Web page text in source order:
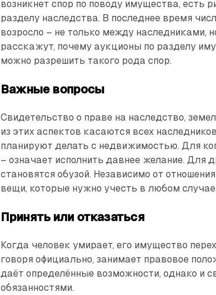
возникнет спор по поводу имущества, есть
разделу наследства. В последнее время
возросло – не только между наследниками,
расскажут, почему аукционы по разделу
можно разрешить такого рода спор.
Важные вопросы
Свидетельство о праве на наследство,
из этих аспектов касаются всех
планируют делать с недвижимостью. Для
– означает исполнить давнее желание. Для
становятся обузой. Независимо от
вещи, которые нужно учесть в любом
Принять или отказаться
Когда человек умирает, его имущество
говоря официально, занимает правовое
даёт определённые возможности, однако и
обязанностями.